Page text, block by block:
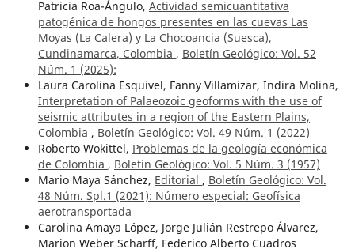
Patricia Roa-Ángulo, Actividad semicuantitativa
patogénica de hongos presentes en las cuevas Las
Moyas (La Calera) y La Chocoancia (Suesca),
Cundinamarca, Colombia , Boletín Geológico: Vol. 52
Núm. 1 (2025):
Laura Carolina Esquivel, Fanny Villamizar, Indira Molina,
Interpretation of Palaeozoic geoforms with the use of
seismic attributes in a region of the Eastern Plains,
Colombia , Boletín Geológico: Vol. 49 Núm. 1 (2022)
Roberto Wokittel, Problemas de la geología económica
de Colombia , Boletín Geológico: Vol. 5 Núm. 3 (1957)
Mario Maya Sánchez, Editorial , Boletín Geológico: Vol.
48 Núm. Spl.1 (2021): Número especial: Geofísica
aerotransportada
Carolina Amaya López, Jorge Julián Restrepo Álvarez,
Marion Weber Scharff, Federico Alberto Cuadros